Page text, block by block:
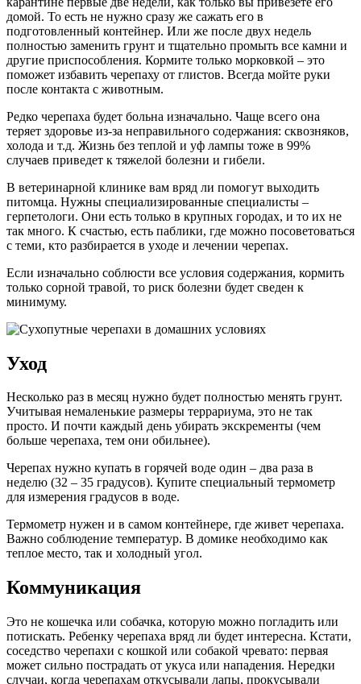
домой. То есть не нужно сразу же сажать его в
подготовленный контейнер. Или же после двух недель
полностью заменить грунт и тщательно промыть все камни и
другие приспособления. Кормите только морковкой – это
поможет избавить черепаху от глистов. Всегда мойте руки
после контакта с животным.
Редко черепаха будет больна изначально. Чаще всего она
теряет здоровье из-за неправильного содержания: сквозняков,
холода и т.д. Жизнь без теплой и уф лампы тоже в 99%
случаев приведет к тяжелой болезни и гибели.
В ветеринарной клинике вам вряд ли помогут выходить
питомца. Нужны специализированные специалисты –
герпетологи. Они есть только в крупных городах, и то их не
так много. К счастью, есть паблики, где можно посоветоваться
с теми, кто разбирается в уходе и лечении черепах.
Если изначально соблюсти все условия содержания, кормить
только сорной травой, то риск болезни будет сведен к
минимуму.
Уход
Несколько раз в месяц нужно будет полностью менять грунт.
Учитывая немаленькие размеры террариума, это не так
просто. И почти каждый день убирать экскременты (чем
больше черепаха, тем они обильнее).
Черепах нужно купать в горячей воде один – два раза в
неделю (32 – 35 градусов). Купите специальный термометр
для измерения градусов в воде.
Термометр нужен и в самом контейнере, где живет черепаха.
Важно соблюдение температур. В домике необходимо как
теплое место, так и холодный угол.
Коммуникация
Это не кошечка или собачка, которую можно погладить или
потискать. Ребенку черепаха вряд ли будет интересна. Кстати,
соседство черепахи с кошкой или собакой чревато: первая
может сильно пострадать от укуса или нападения. Нередки
случаи, когда черепахам откусывали лапы, прокусывали